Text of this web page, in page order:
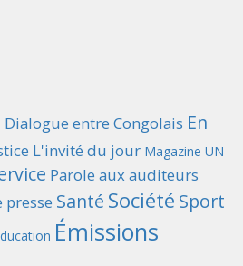
Dialogue entre Congolais En
L'invité du jour Magazine UN
Parole aux auditeurs
presse Santé Société Sport
Émissions